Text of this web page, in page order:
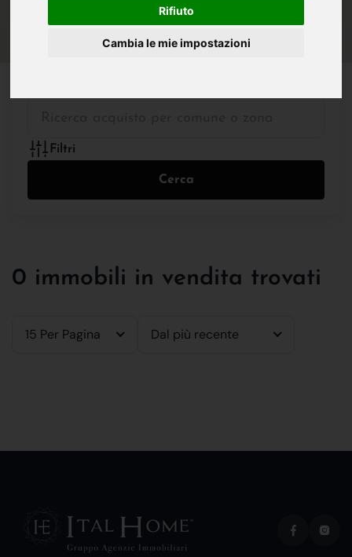
Rifiuto
Cambia le mie impostazioni
Filtri
Cerca
0 immobili in vendita trovati
15 Per Pagina Dal più recente